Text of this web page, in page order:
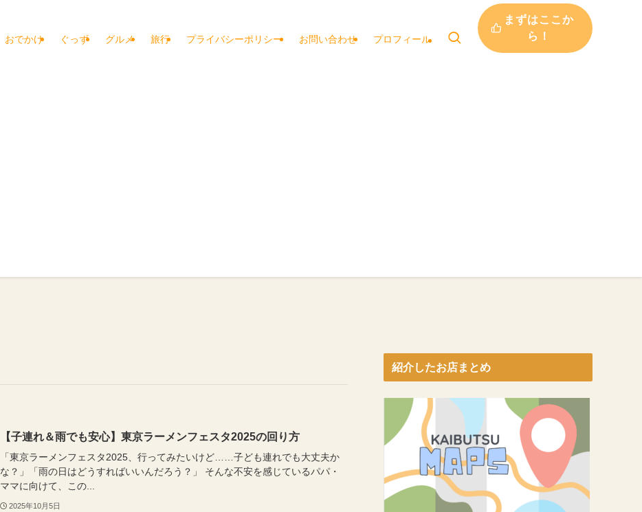
おでかけ ぐっず グルメ 旅行 プライバシーポリシー お問い合わせ プロフィール
まずはここか
ら！
【子連れ＆雨でも安心】東京ラーメンフェスタ2025の回り方
「東京ラーメンフェスタ2025、行ってみたいけど……子ども連れでも大丈夫か
な？」「雨の日はどうすればいいんだろう？」 そんな不安を感じているパパ・
ママに向けて、この...
2025年10月5日
紹介したお店まとめ